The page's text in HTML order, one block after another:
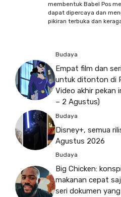
membentuk Babel Pos
dapat dipercaya dan
pikiran terbuka dan
Budaya
Empat film dan
untuk ditonton di
Video akhir pekan
– 2 Agustus)
Budaya
Disney+, semua
Agustus 2026
Budaya
Big Chicken:
makanan cepat
seri dokumen yang